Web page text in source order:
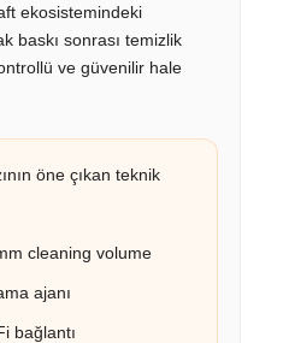
ekosistemindeki
baskı sonrası temizlik
ve güvenilir hale
öne çıkan teknik
cleaning volume
ajanı
bağlantı